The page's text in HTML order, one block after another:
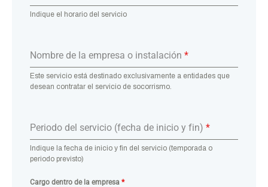
Indique el horario del servicio
Nombre de la empresa o instalación *
Este servicio está destinado exclusivamente a entidades que
desean contratar el servicio de socorrismo.
Periodo del servicio (fecha de inicio y fin) *
Indique la fecha de inicio y fin del servicio (temporada o
periodo previsto)
Cargo dentro de la empresa *